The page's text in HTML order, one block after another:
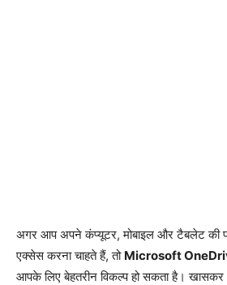
अगर आप अपने कंप्यूटर, मोबाइल और टैबलेट की
एक्सेस करना चाहते हैं, तो Microsoft
आपके लिए बेहतरीन विकल्प हो सकता है।